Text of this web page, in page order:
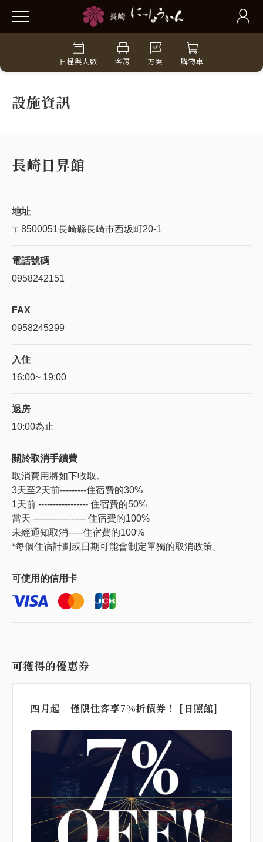
日程與人數 客房 方案 購物車
設施資訊
長崎日昇館
地址
〒8500051長崎縣長崎市西坂町20-1
電話號碼
0958242151
FAX
0958245299
入住
16:00~ 19:00
退房
10:00為止
關於取消手續費
取消費用將如下收取。
3天至2天前---------住宿費的30%
1天前 ----------------- 住宿費的50%
當天 ------------------ 住宿費的100%
未經通知取消-----住宿費的100%
*每個住宿計劃或日期可能會制定單獨的取消政策。
可使用的信用卡
可獲得的優惠券
四月起－僅限住客享7%折價券！ [日照館]